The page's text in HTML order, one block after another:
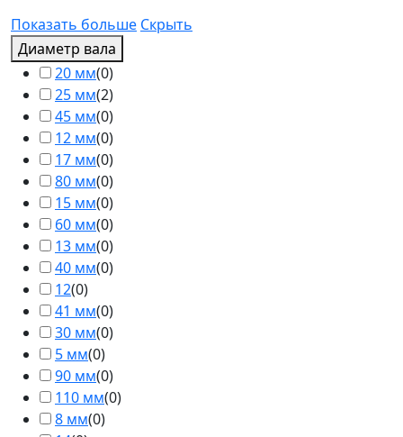
Показать больше Скрыть
Диаметр вала
20 мм(0)
25 мм(2)
45 мм(0)
12 мм(0)
17 мм(0)
80 мм(0)
15 мм(0)
60 мм(0)
13 мм(0)
40 мм(0)
12(0)
41 мм(0)
30 мм(0)
5 мм(0)
90 мм(0)
110 мм(0)
8 мм(0)